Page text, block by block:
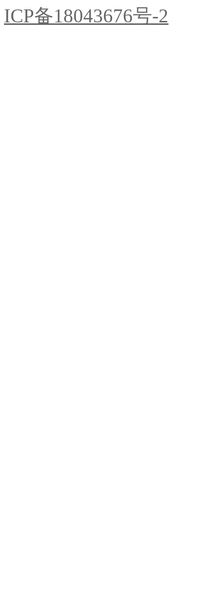
ICP备18043676号-2